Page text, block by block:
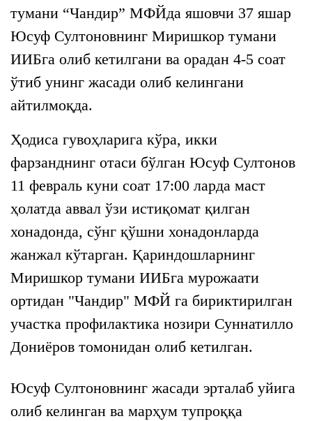
тумани “Чандир” МФЙда яшовчи 37 яшар
Юсуф Султоновнинг Миришкор тумани
ИИБга олиб кетилгани ва орадан 4-5 соат
ўтиб унинг жасади олиб келингани
айтилмоқда.
Ҳодиса гувоҳларига кўра, икки
фарзанднинг отаси бўлган Юсуф Султонов
11 февраль куни соат 17:00 ларда маст
ҳолатда аввал ўзи истиқомат қилган
хонадонда, сўнг қўшни хонадонларда
жанжал кўтарган. Қариндошларнинг
Миришкор тумани ИИБга мурожаати
ортидан "Чандир" МФЙ га бириктирилган
участка профилактика нозири Суннатилло
Дониёров томонидан олиб кетилган.
Юсуф Султоновнинг жасади эрталаб уйига
олиб келинган ва марҳум тупроққа